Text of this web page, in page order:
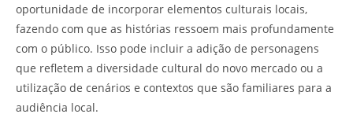
oportunidade de incorporar elementos culturais locais,
fazendo com que as histórias ressoem mais profundamente
com o público. Isso pode incluir a adição de personagens
que refletem a diversidade cultural do novo mercado ou a
utilização de cenários e contextos que são familiares para a
audiência local.